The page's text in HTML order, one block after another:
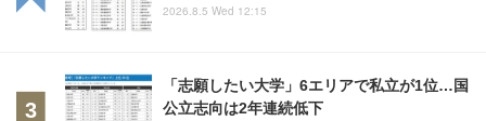
2026.8.5 Wed 12:15
「志願したい大学」6エリアで私立が1位…国
公立志向は2年連続低下